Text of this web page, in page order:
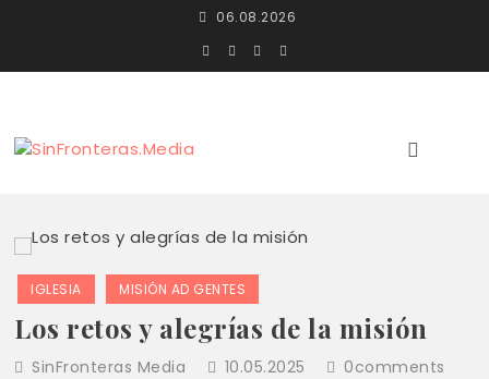
06.08.2026
IGLESIA MISIÓN AD GENTES
Los retos y alegrías de la misión
SinFronteras Media 10.05.2025 0comments